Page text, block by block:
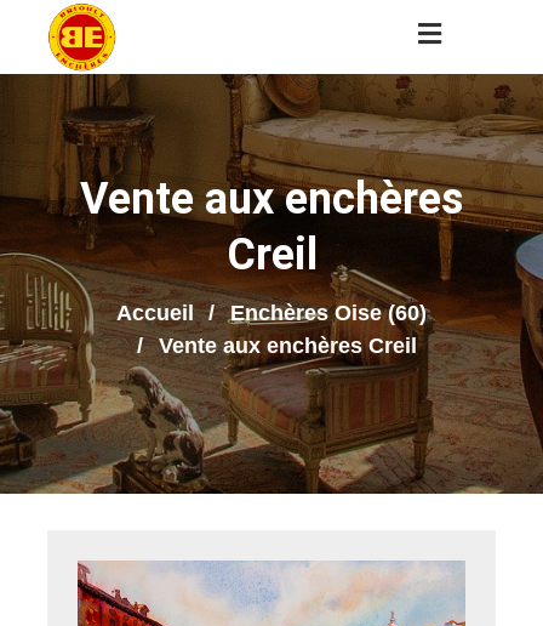
Vente aux enchères
Creil
Accueil
Enchères Oise (60)
Vente aux enchères Creil